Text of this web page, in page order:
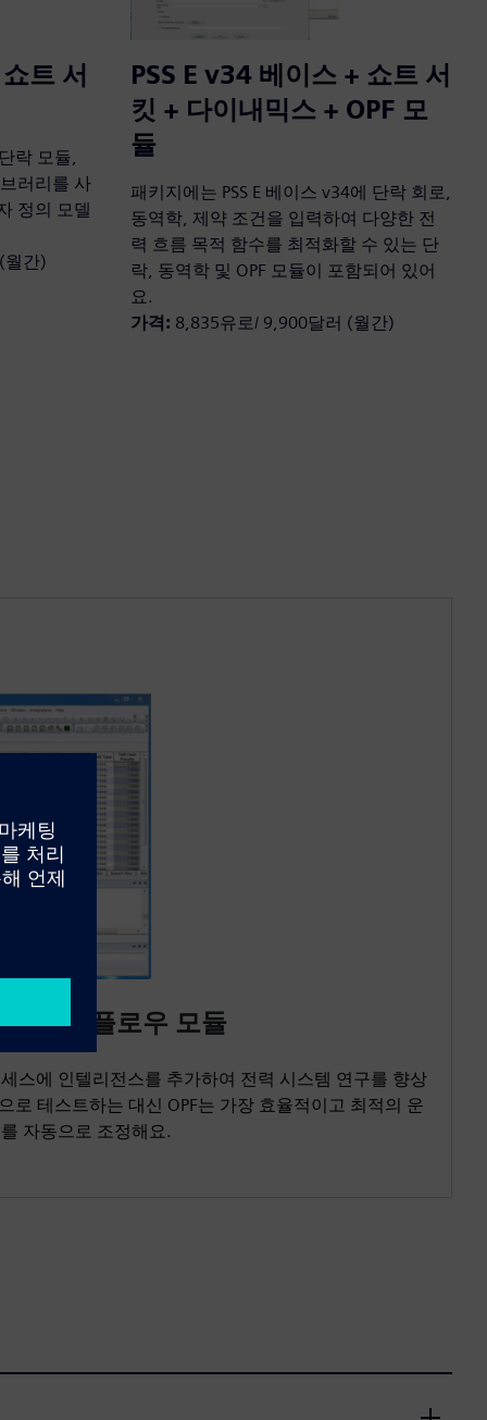
트 서
락 모듈,
러리를 사
정의 모델
월간)
PSS E v34 베이스 + 쇼트 서
킷 + 다이내믹스 + OPF 모
듈
패키지에는 PSS E 베이스 v34에 단락 회로,
동역학, 제약 조건을 입력하여 다양한 전
력 흐름 목적 함수를 최적화할 수 있는 단
락, 동역학 및 OPF 모듈이 포함되어 있어
요.
가격: 8,835유로/ 9,900달러 (월간)
파워 플로우 모듈
세스에 인텔리전스를 추가하여 전력 시스템 연구를 향상
로 테스트하는 대신 OPF는 가장 효율적이고 최적의 운
자동으로 조정해요.